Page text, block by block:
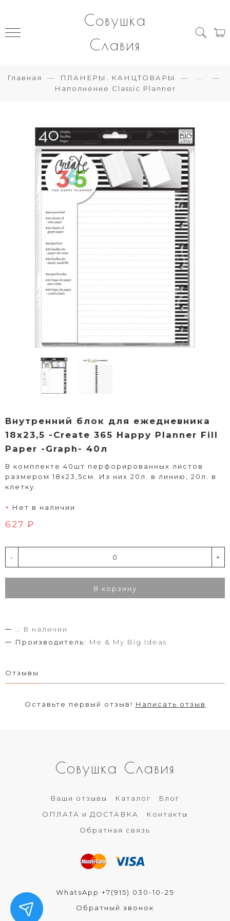
Совушка
Славия
Главная ПЛАНЕРЫ. КАНЦТОВАРЫ
Наполнение Classic Planner
Внутренний блок для ежедневника
18х23,5 -Create 365 Happy Planner Fill
Paper -Graph- 40л
В комплекте 40шт перфорированных листов
размером 18х23,5см. Из них 20л. в линию, 20л. в
клетку.
Нет в наличии
627 ₽
- +
В корзину
.:
В наличии
Производитель: Me & My Big Ideas
Отзывы
Оставьте первый отзыв! Написать отзыв
Совушка Славия
Ваши отзывы Каталог
Блог
ОПЛАТА и ДОСТАВКА
Контакты
Обратная связь
WhatsApp +7(915) 030-10-25
Обратный звонок